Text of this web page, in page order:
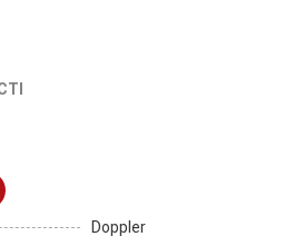
Doppler